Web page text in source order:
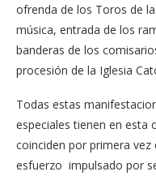
ofrenda de los Toros de
música, entrada de los
banderas de los
procesión de la Iglesia
Todas estas
especiales tienen en esta
coinciden por primera
esfuerzo impulsado por